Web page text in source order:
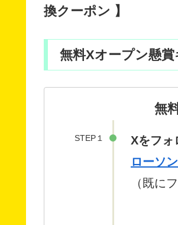
換クーポン 】
無料Xオープン懸
無
STEP１
Xをフォ
ローソ
（既に